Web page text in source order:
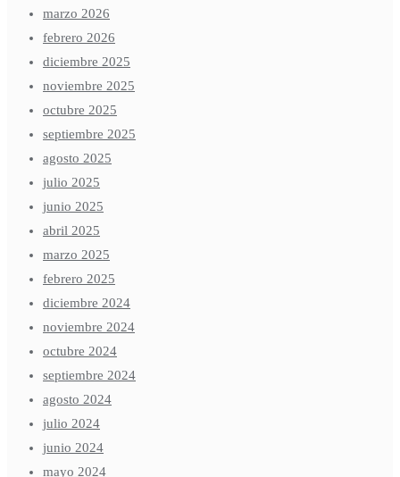
marzo 2026
febrero 2026
diciembre 2025
noviembre 2025
octubre 2025
septiembre 2025
agosto 2025
julio 2025
junio 2025
abril 2025
marzo 2025
febrero 2025
diciembre 2024
noviembre 2024
octubre 2024
septiembre 2024
agosto 2024
julio 2024
junio 2024
mayo 2024